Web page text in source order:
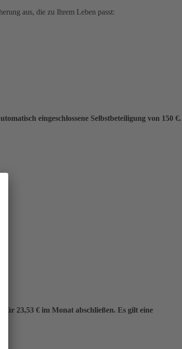
aus, die zu Ihrem Leben passt:
eingeschlossene Selbstbeteiligung von 150 €.
23,53 € im Monat abschließen. Es gilt eine